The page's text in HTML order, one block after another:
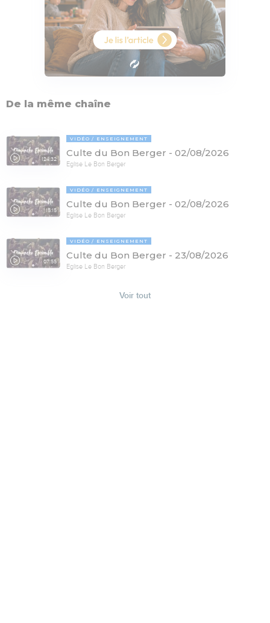
De la même chaîne
124:32
VIDÉO ENSEIGNEMENT
Culte du Bon Berger - 02/08/2026
Eglise Le Bon Berger
15:15
VIDÉO ENSEIGNEMENT
Culte du Bon Berger - 02/08/2026
Eglise Le Bon Berger
07:55
VIDÉO ENSEIGNEMENT
Culte du Bon Berger - 23/08/2026
Eglise Le Bon Berger
Voir tout